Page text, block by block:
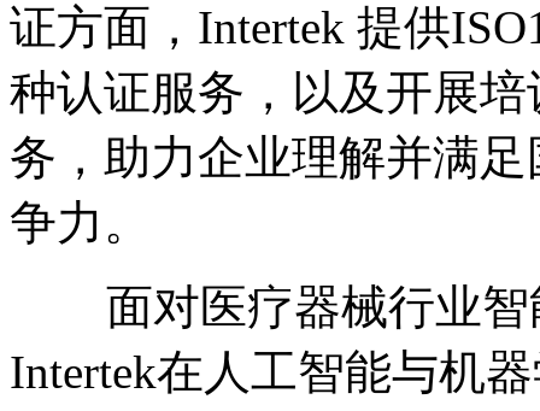
证方面， Intertek 提供
种认证服务，以及开展
务，助力企业理解并满
争力。
面对医疗器械行业
Intertek在人工智能与机